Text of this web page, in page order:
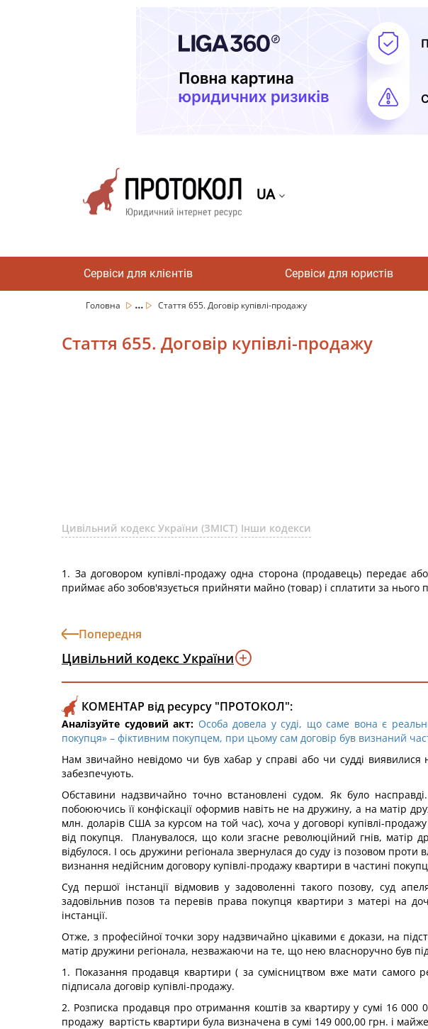
UA
Сервіси для клієнтів Сервіси для юристів
Головна ... Стаття 655. Договір купівлі-продажу
Стаття 655. Договір купівлі-продажу
Цивільний кодекс України (ЗМІСТ) Інши кодекси
1. За договором купівлі-продажу одна сторона (продавець) передає
приймає або зобов'язується прийняти майно (товар) і сплатити за нього
Попередня
Цивільний кодекс України
КОМЕНТАР від ресурсу "ПРОТОКОЛ":
Аналізуйте судовий акт: Особа довела у суді, що саме вона є
покупця» – фіктивним покупцем, при цьому сам договір був визнаний
Нам звичайно невідомо чи був хабар у справі або чи судді виявилися
забезпечують.
Обставини надзвичайно точно встановлені судом. Як було
побоюючись її конфіскації оформив навіть не на дружину, а на
млн. доларів США за курсом на той час), хоча у договорі купівлі-
від покупця. Планувалося, що коли згасне революційний гнів, матір
відбулося. І ось дружини регіонала звернулася до суду із позовом
визнання недійсним договору купівлі-продажу квартири в частині
Суд першої інстанції відмовив у задоволенні такого позову, суд
задовільнив позов та перевів права покупця квартири з матері на
інстанції.
Отже, з професійної точки зору надзвичайно цікавими є докази, на
матір дружини регіонала, незважаючи на те, що нею власноручно був
1. Показання продавця квартири ( за сумісництвом вже мати самого
підписала договір купівлі-продажу.
2. Розписка продавця про отримання коштів за квартиру у сумі 16 000
продажу вартість квартири була визначена в сумі 149 000,00 грн. і